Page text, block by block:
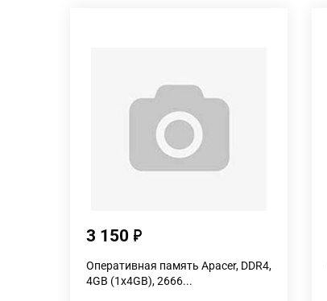
3 150
Оперативная память Apacer, DDR4,
4GB (1x4GB), 2666...